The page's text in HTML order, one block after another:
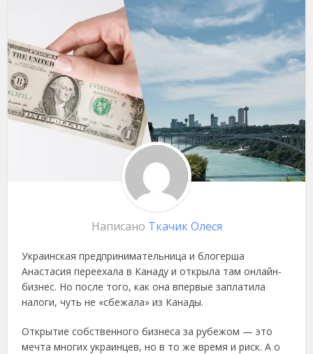
Написано Ткачик Олеся
Украинская предпринимательница и блогерша
Анастасия переехала в Канаду и открыла там онлайн-
бизнес. Но после того, как она впервые заплатила
налоги, чуть не «сбежала» из Канады.
Открытие собственного бизнеса за рубежом — это
мечта многих украинцев, но в то же время и риск. А о